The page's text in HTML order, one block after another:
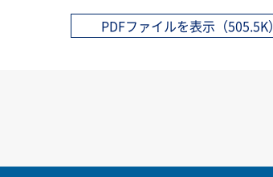
PDFファイルを表示（505.5K）